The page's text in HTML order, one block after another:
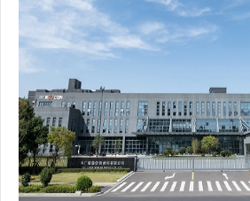
同心拓界价值共生——中广核俊尔公司中
满举行